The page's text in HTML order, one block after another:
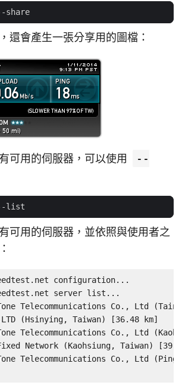
還會產生一張分享用的圖檔：
可用的伺服器，可以使用
--
可用的伺服器，並依照與使用者之
configuration...
server list...
Telecommunications Co., Ltd
(Hsinying, Taiwan) [36.48 km]
Telecommunications Co., Ltd
Network (Kaohsiung, Taiwan)
Telecommunications Co., Ltd